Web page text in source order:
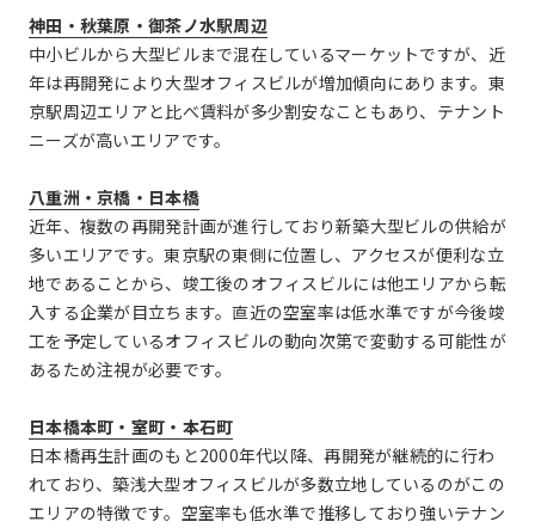
神田・秋葉原・御茶ノ水駅周辺
中小ビルから大型ビルまで混在しているマーケットですが、近
年は再開発により大型オフィスビルが増加傾向にあります。東
京駅周辺エリアと比べ賃料が多少割安なこともあり、テナント
ニーズが高いエリアです。
八重洲・京橋・日本橋
近年、複数の再開発計画が進行しており新築大型ビルの供給が
多いエリアです。東京駅の東側に位置し、アクセスが便利な立
地であることから、竣工後のオフィスビルには他エリアから転
入する企業が目立ちます。直近の空室率は低水準ですが今後竣
工を予定しているオフィスビルの動向次第で変動する可能性が
あるため注視が必要です。
日本橋本町・室町・本石町
日本橋再生計画のもと2000年代以降、再開発が継続的に行わ
れており、築浅大型オフィスビルが多数立地しているのがこの
エリアの特徴です。空室率も低水準で推移しており強いテナン